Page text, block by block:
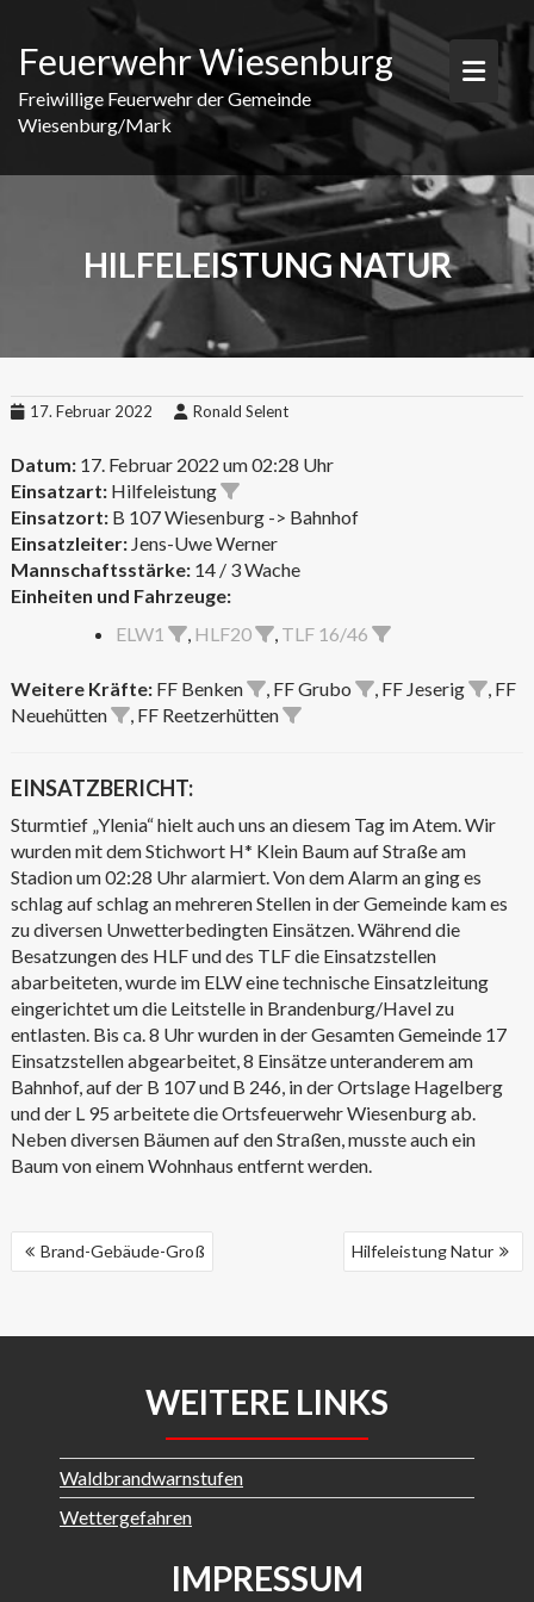
content
Feuerwehr Wiesenburg
Freiwillige Feuerwehr der Gemeinde
Wiesenburg/Mark
HILFELEISTUNG NATUR
17. Februar 2022 Ronald Selent
Datum:17. Februar 2022 um 02:28 Uhr
Einsatzart:Hilfeleistung
Einsatzort:B 107 Wiesenburg -> Bahnhof
Einsatzleiter:Jens-Uwe Werner
Mannschaftsstärke:14 / 3 Wache
Einheiten und Fahrzeuge:
ELW1
, HLF20 , TLF 16/46
Weitere Kräfte:FF Benken , FF Grubo , FF Jeserig
, FF
Neuehütten
, FF Reetzerhütten
EINSATZBERICHT:
Sturmtief „Ylenia“ hielt auch uns an diesem Tag im Atem. Wir
wurden mit dem Stichwort H* Klein Baum auf Straße am
Stadion um 02:28 Uhr alarmiert. Von dem Alarm an ging es
schlag auf schlag an mehreren Stellen in der Gemeinde kam es
zu diversen Unwetterbedingten Einsätzen. Während die
Besatzungen des HLF und des TLF die Einsatzstellen
abarbeiteten, wurde im ELW eine technische Einsatzleitung
eingerichtet um die Leitstelle in Brandenburg/Havel zu
entlasten. Bis ca. 8 Uhr wurden in der Gesamten Gemeinde 17
Einsatzstellen abgearbeitet, 8 Einsätze unteranderem am
Bahnhof, auf der B 107 und B 246, in der Ortslage Hagelberg
und der L 95 arbeitete die Ortsfeuerwehr Wiesenburg ab.
Neben diversen Bäumen auf den Straßen, musste auch ein
Baum von einem Wohnhaus entfernt werden.
BEITRAGSNAVIGATION
Brand-Gebäude-Groß Hilfeleistung Natur
WEITERE LINKS
Waldbrandwarnstufen
Wettergefahren
IMPRESSUM